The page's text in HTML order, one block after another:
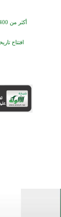
منطقة
القرآن والتربية في